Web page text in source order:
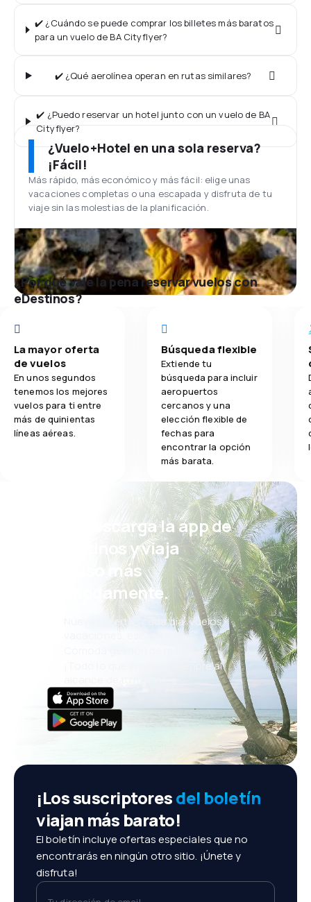
✔️ ¿Cuándo se puede comprar los billetes más baratos
para un vuelo de BA Cityflyer?
✔️ ¿Qué aerolínea operan en rutas similares?
✔️ ¿Puedo reservar un hotel junto con un vuelo de BA
Cityflyer?
¿Vuelo+Hotel en una sola reserva?
¡Fácil!
Más rápido, más económico y más fácil: elige unas
vacaciones completas o una escapada y disfruta de tu
viaje sin las molestias de la planificación.
¿Por qué vale la pena reservar vuelos con
eDestinos?
La mayor oferta
de vuelos
En unos segundos
tenemos los mejores
vuelos para ti entre
más de quinientas
líneas aéreas.
Búsqueda flexible
Extiende tu
búsqueda para incluir
aeropuertos
cercanos y una
elección flexible de
fechas para
encontrar la opción
más barata.
¡Eh! Descarga la app de
eDestinos y viaja
incluso más
cómodamente.
Nuevas ofertas cada día: vuelos,
vacaciones, escapadas
Cómoda gestión de reservas
¡Todo lo que importa, siempre al
¡Los suscriptoresdel boletín
viajan más barato!
El boletín incluye ofertas especiales que no
encontrarás en ningún otro sitio. ¡Únete y
disfruta!
Tu dirección de email